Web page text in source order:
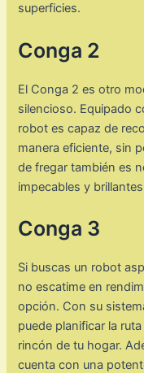
superficies.
Conga 2
El Conga 2 es otro
silencioso. Equipado
robot es capaz de
manera eficiente, sin
de fregar también es
impecables y
Conga 3
Si buscas un robot
no escatime en
opción. Con su
puede planificar la
rincón de tu hogar.
cuenta con una